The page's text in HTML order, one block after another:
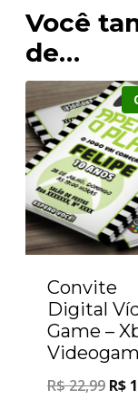
Você
de…
Convite
Digital
Game –
R$22,99 R$